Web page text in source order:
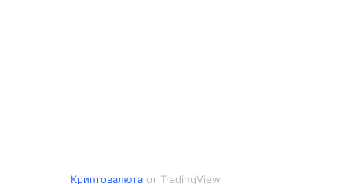
Криптовалютаот TradingView